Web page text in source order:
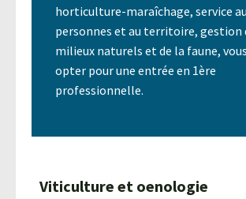
horticulture-maraîchage, service
personnes et au territoire, gestion
milieux naturels et de la faune,
opter pour une entrée en 1ère
professionnelle.
Viticulture et oenologie